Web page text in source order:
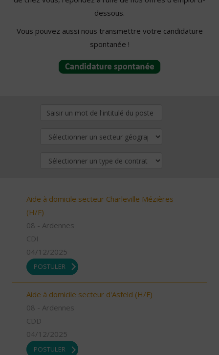
dessous.
Vous pouvez aussi nous transmettre votre candidature
spontanée !
Aide à domicile secteur Charleville Mézières
(H/F)
08 - Ardennes
CDI
04/12/2025
POSTULER
Aide à domicile secteur d'Asfeld (H/F)
08 - Ardennes
CDD
04/12/2025
POSTULER